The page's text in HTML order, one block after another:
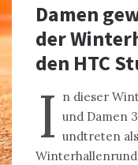
Damen
der
den HTC
I n dieser
und Damen
undtreten